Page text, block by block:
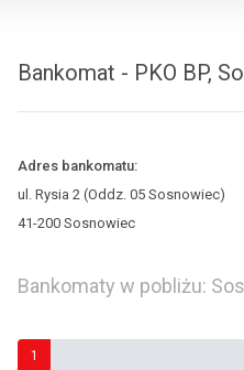
Bankomat - PKO BP,
Adres bankomatu:
ul. Rysia 2 (Oddz. 05 Sosnowiec)
41-200 Sosnowiec
Bankomaty w pobliżu:
1